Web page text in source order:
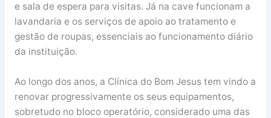
e sala de espera para visitas. Já na cave funcionam a
lavandaria e os serviços de apoio ao tratamento e
gestão de roupas, essenciais ao funcionamento diário
da instituição.
Ao longo dos anos, a Clínica do Bom Jesus tem vindo a
renovar progressivamente os seus equipamentos,
sobretudo no bloco operatório, considerado uma das